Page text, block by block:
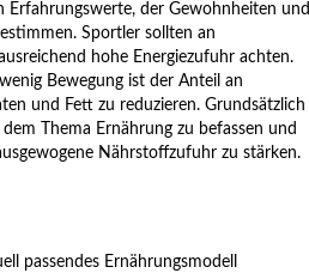
Erfahrungswerte, der Gewohnheiten und
Sportler sollten an
hohe Energiezufuhr achten.
Bewegung ist der Anteil an
und Fett zu reduzieren. Grundsätzlich
Thema Ernährung zu befassen und
Nährstoffzufuhr zu stärken.
passendes Ernährungsmodell